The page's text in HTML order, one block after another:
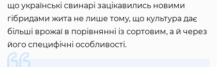
що українські свинарі зацікавились новими
гібридами жита не лише тому, що культура дає
більші врожаї в порівнянні із сортовим, а й через
його специфічні особливості.